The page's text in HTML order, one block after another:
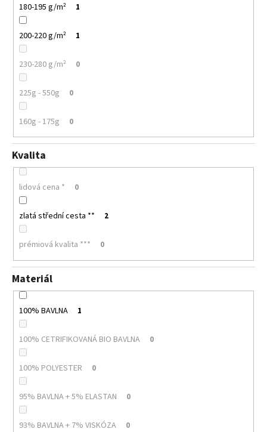
180-195 g/m² 1
200-220 g/m² 1
230-280 g/m² 0
225g - 550g 0
160g - 175g 0
Kvalita
lidová cena * 0
zlatá střední cesta ** 2
prémiová kvalita *** 0
Materiál
100% BAVLNA 1
100% CETRIFIKOVANÁ BIO BAVLNA 0
100% POLYESTER 0
95% BAVLNA + 5% ELASTAN 0
93% BAVLNA + 7% VISKÓZA 0